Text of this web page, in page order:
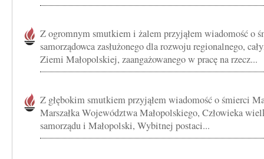
Z ogromnym smutkiem i żalem przyjąłem wiadomość o
samorządowca zasłużonego dla rozwoju regionalnego,
Ziemi Małopolskiej, zaangażowanego w pracę na rzecz...
Z głębokim smutkiem przyjąłem wiadomość o śmierci
Marszałka Województwa Małopolskiego, Człowieka
samorządu i Małopolski, Wybitnej postaci...